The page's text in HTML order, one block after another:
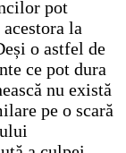
pot
la
o astfel de
ce pot dura
nu există
pe o scară